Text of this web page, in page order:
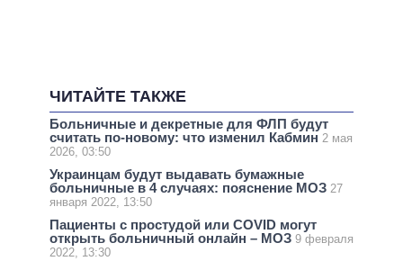
ЧИТАЙТЕ ТАКЖЕ
Больничные и декретные для ФЛП будут
считать по-новому: что изменил Кабмин 2 мая
2026, 03:50
Украинцам будут выдавать бумажные
больничные в 4 случаях: пояснение МОЗ 27
января 2022, 13:50
Пациенты с простудой или COVID могут
открыть больничный онлайн – МОЗ 9 февраля
2022, 13:30